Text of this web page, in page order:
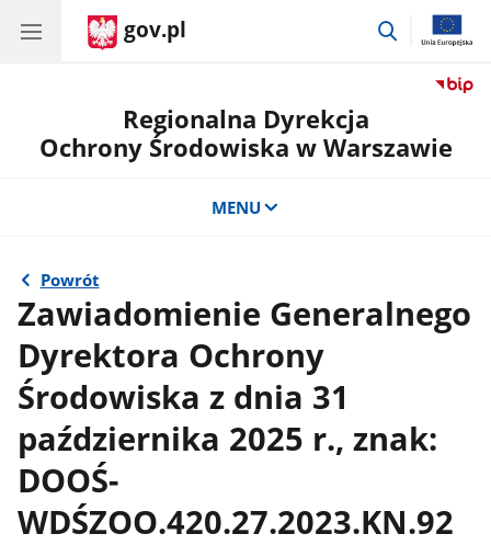
gov.pl
przejdź
Regionalna Dyrekcja
Ochrony Środowiska w Warszawie
MENU
Powrót
Zawiadomienie Generalnego
Dyrektora Ochrony
Środowiska z dnia 31
października 2025 r., znak:
DOOŚ-
WDŚZOO.420.27.2023.KN.92